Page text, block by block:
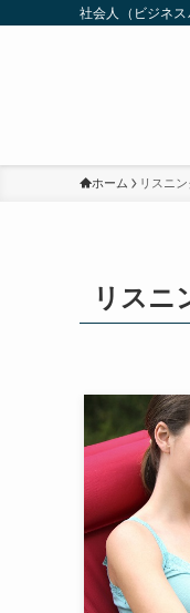
社会人（ビジネ
ホーム リスニ
リスニ